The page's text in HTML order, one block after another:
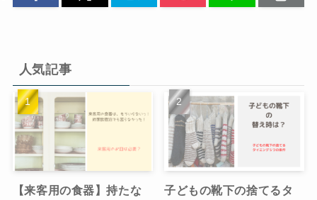
人気記事
【来客用の食器】持たな
子どもの靴下の捨てるタ